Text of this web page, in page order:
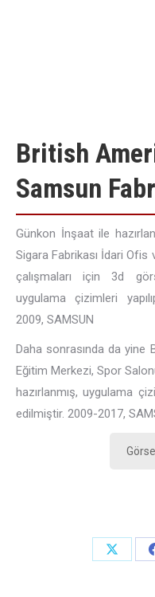
British
Samsun
Günkon İnşaat ile
Sigara Fabrikası İdari Ofis
çalışmaları için 3d
uygulama çizimleri
2009, SAMSUN
Daha sonrasında da yine
Eğitim Merkezi, Spor
hazırlanmış, uygulama
edilmiştir. 2009-2017,
Share